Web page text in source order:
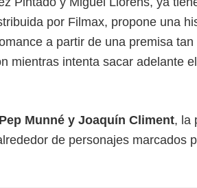
por Filmax, propone una
a partir de una premisa
mientras intenta sacar adelante
Munné y Joaquín Climent, la
de personajes marcados